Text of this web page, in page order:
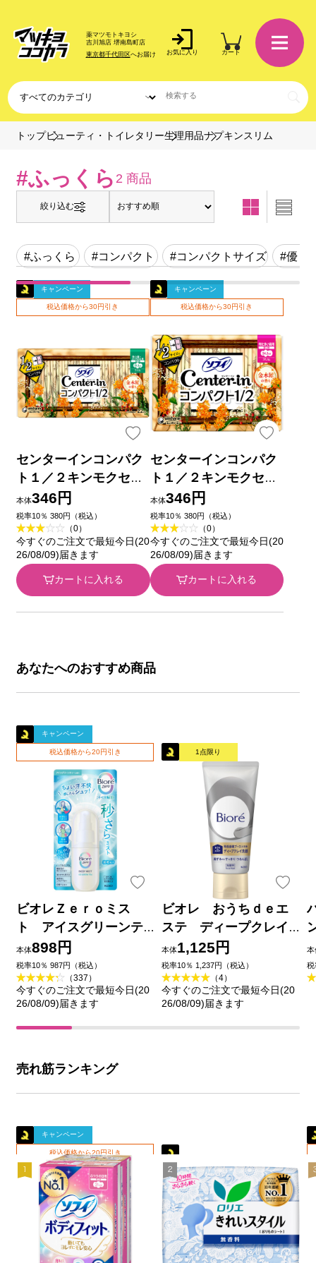
薬マツモトキヨシ
吉川旭店 堺南島町店
東京都千代田区へお届け お気に入り カート
トップビューティ・トイレタリー生理用品ナプキンスリム
#ふっくら 2 商品
絞り込む
#ふっくら #コンパクト #コンパクトサイズ #優し
キャンペーン
税込価格から30円引き
センターインコンパク
ト１／２キンモクセイ
多い昼用 ２２枚 ユ
ニ・チャーム (医薬部
外品)
本体346円
税率10％ 380円（税込）
（0）
今すぐのご注文で最短今日(20
26/08/09)届きます
カートに入れる
キャンペーン
税込価格から30円引き
センターインコンパク
ト１／２キンモクセイ
特に多い昼用 １６枚
ユニ・チャーム (医薬
部外品)
本体346円
税率10％ 380円（税込）
（0）
今すぐのご注文で最短今日(20
26/08/09)届きます
カートに入れる
あなたへのおすすめ商品
キャンペーン
税込価格から20円引き
ビオレＺｅｒｏミス
ト アイスグリーンテ
ィーの香り ６０ｍＬ 花
王
本体898円
税率10％ 987円（税込）
（337）
今すぐのご注文で最短今日(20
26/08/09)届きます
1点限り
ビオレ おうちｄｅエ
ステ ディープクレイ
洗顔 １８０ｇ 花王
本体1,125円
税率10％ 1,237円（税込）
（4）
今すぐのご注文で最短今日(20
26/08/09)届きます
本
税
売れ筋ランキング
キャンペーン
税込価格から20円引き